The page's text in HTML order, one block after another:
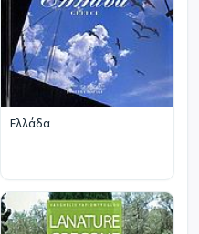
Ελλάδα